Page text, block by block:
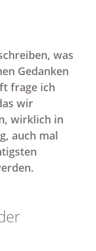
was
Gedanken
frage ich
wir
wirklich in
auch mal